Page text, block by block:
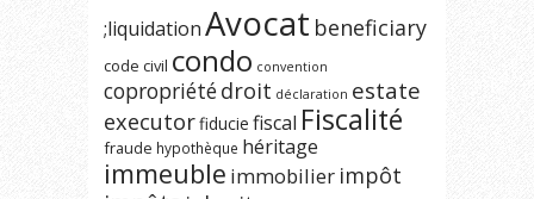
;liquidationAvocat beneficiary
code civil condo convention
copropriétédroit déclaration estate
executorfiducie fiscal Fiscalité
fraude hypothèque héritage
immeuble immobilier impôt